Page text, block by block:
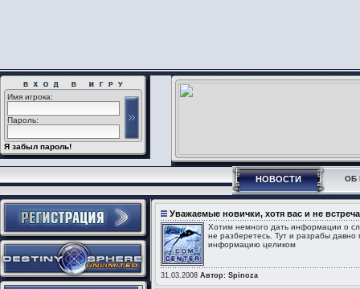
Имя игрока:
Пароль:
Я забыл пароль!
НОВОСТИ ОБ
Уважаемые новички, хотя вас и не
Хотим немного дать информации о
не разберетесь. Тут и разрабы давно
информацию целиком
31.03.2008 Автор: Spinoza